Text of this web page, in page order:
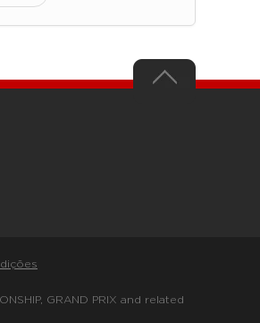
GRAND PRIX and related